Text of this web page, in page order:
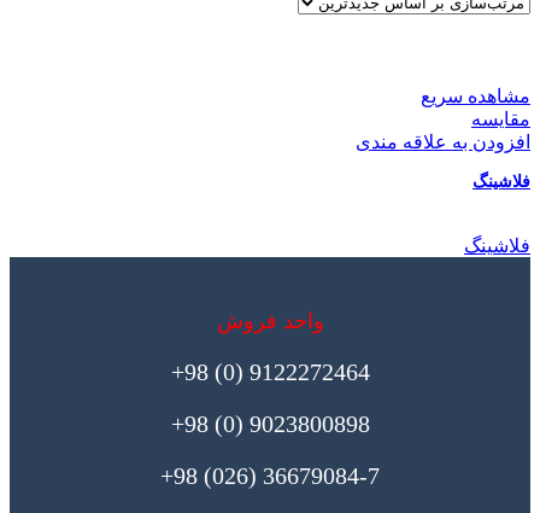
مشاهده سریع
مقایسه
افزودن به علاقه مندی
فلاشینگ
فلاشینگ
واحد فروش
9122272464 (0) 98+
9023800898 (0) 98+
36679084-7 (026) 98+